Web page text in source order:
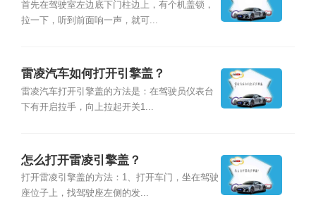
首先在驾驶室左边底下门柱边上，有个机盖锁，
拉一下，听到前面响一声，就可...
雷凌汽车如何打开引擎盖？
雷凌汽车打开引擎盖的方法是：在驾驶员仪表台
下有开启拉手，向上拉起开关1...
怎么打开雷凌引擎盖？
打开雷凌引擎盖的方法：1、打开车门，坐在驾驶
座位子上，找驾驶座左侧的发...